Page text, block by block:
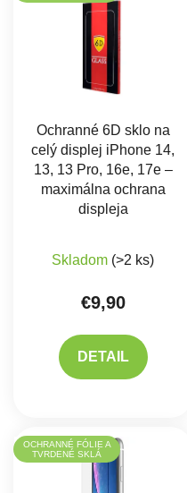
Ochranné 6D sklo na
celý displej iPhone 14,
13, 13 Pro, 16e, 17e –
maximálna ochrana
displeja
Priemerné
Skladom (>2 ks)
€9,90
DETAIL
OCHRANNÉ FÓLIE A
TVRDENÉ SKLÁ